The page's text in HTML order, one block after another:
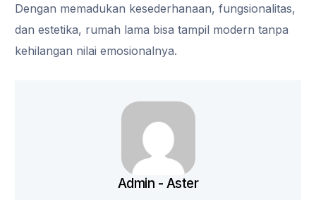
Dengan memadukan kesederhanaan, fungsionalitas,
dan estetika, rumah lama bisa tampil modern tanpa
kehilangan nilai emosionalnya.
Admin - Aster